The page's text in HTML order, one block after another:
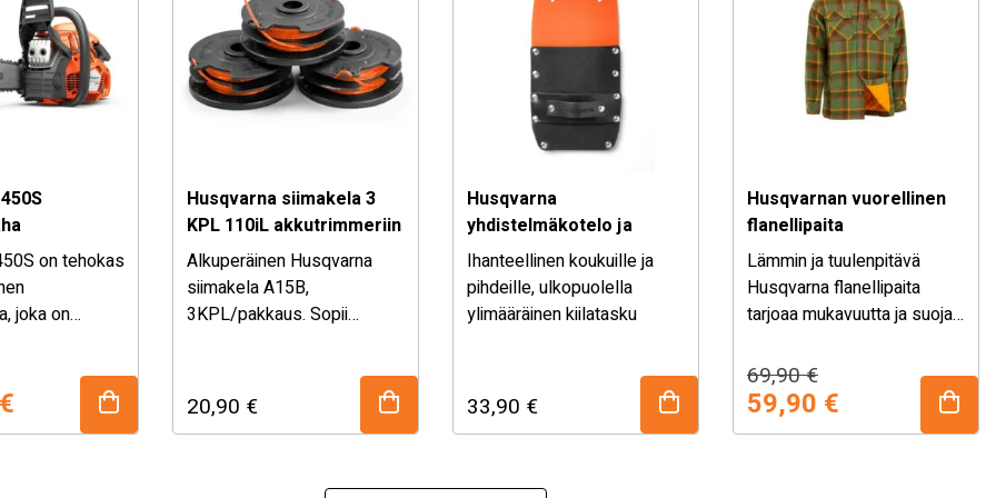
on tehokas
joka on
ja vaativaan
mutta
€
Husqvarna siimakela 3
KPL 110iL akkutrimmeriin
Alkuperäinen Husqvarna
siimakela A15B,
3KPL/pakkaus. Sopii
vahvuus 1,6mm, siimaa 5
metriä/kela.
20,90 €
Husqvarna
yhdistelmäkotelo ja
kiilatasku
Ihanteellinen koukuille ja
pihdeille, ulkopuolella
ylimääräinen kiilatasku
33,90 €
Husqvarnan vuorellinen
flanellipaita
Lämmin ja tuulenpitävä
Husqvarna flanellipaita
tarjoaa mukavuutta ja suojaa
flanellipaidassa on
tuulenpitävä sisävuori sekä
tikattu vuori, jotka pitävät
69,90€
Alkuperäinen
hinta
oli:
59,90 €
Nykyinen
hinta
on: